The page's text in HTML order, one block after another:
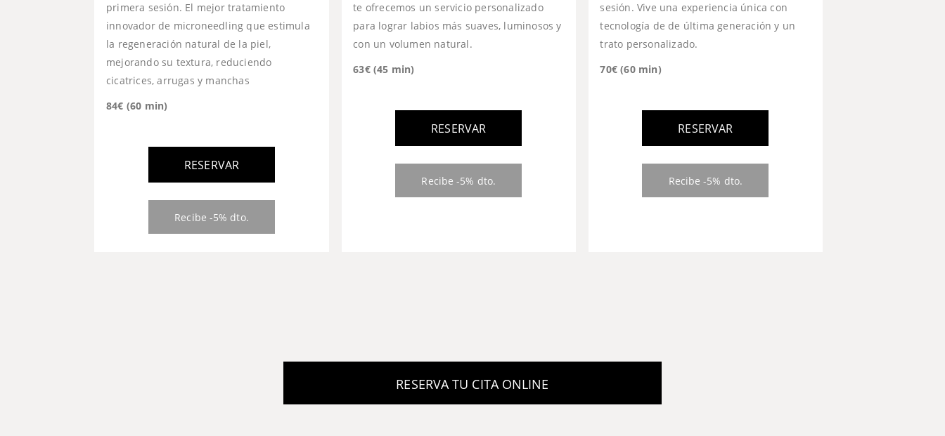
primera sesión. El mejor tratamiento
innovador de microneedling que estimula
la regeneración natural de la piel,
mejorando su textura, reduciendo
cicatrices, arrugas y manchas
84€ (60 min)
RESERVAR
Recibe -5% dto.
te ofrecemos un servicio personalizado
para lograr labios más suaves, luminosos y
con un volumen natural.
63€ (45 min)
RESERVAR
Recibe -5% dto.
sesión. Vive una experiencia única con
tecnología de de última generación y un
trato personalizado.
70€ (60 min)
RESERVAR
Recibe -5% dto.